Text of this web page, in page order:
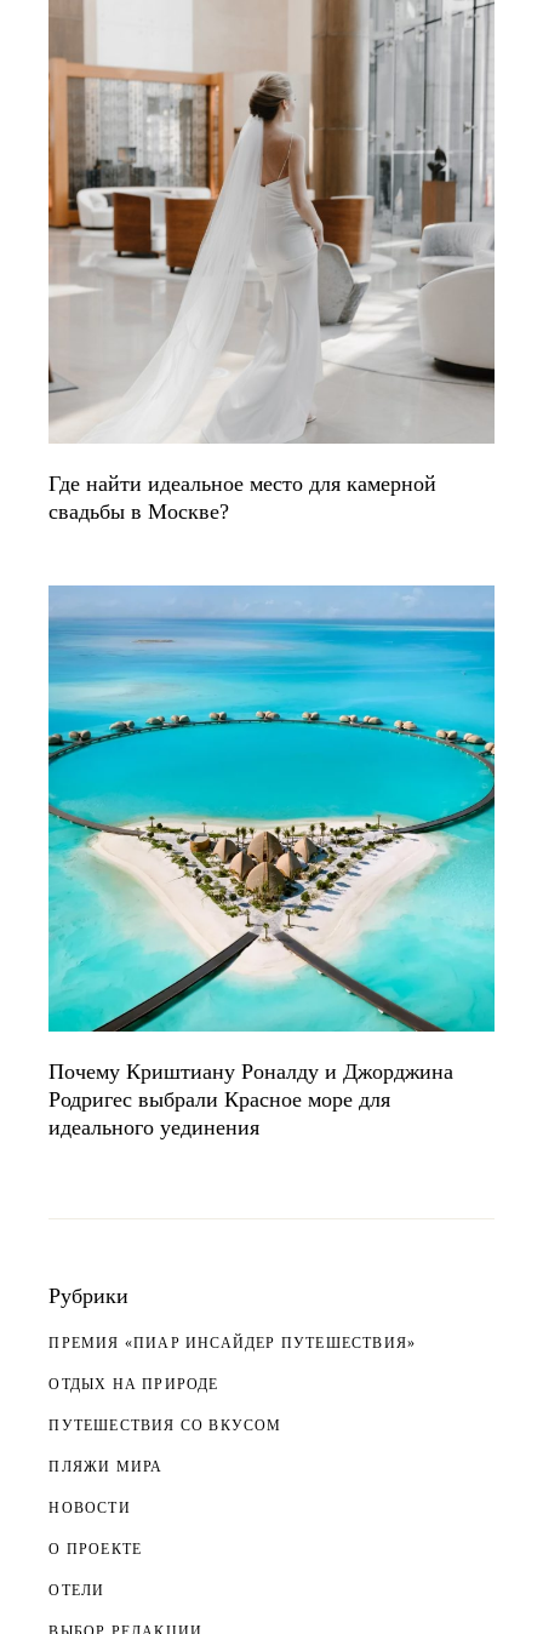
Где найти идеальное место для камерной
свадьбы в Москве?
Почему Криштиану Роналду и Джорджина
Родригес выбрали Красное море для
идеального уединения
Рубрики
ПРЕМИЯ «ПИАР ИНСАЙДЕР ПУТЕШЕСТВИЯ»
ОТДЫХ НА ПРИРОДЕ
ПУТЕШЕСТВИЯ СО ВКУСОМ
ПЛЯЖИ МИРА
НОВОСТИ
О ПРОЕКТЕ
ОТЕЛИ